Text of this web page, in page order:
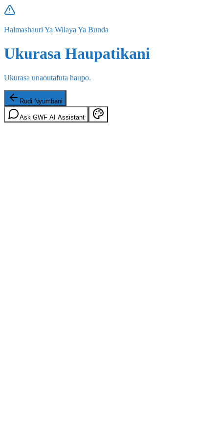
Halmashauri Ya Wilaya Ya Bunda
Ukurasa Haupatikani
Ukurasa unaoutafuta haupo.
Rudi Nyumbani
Ask GWF AI Assistant